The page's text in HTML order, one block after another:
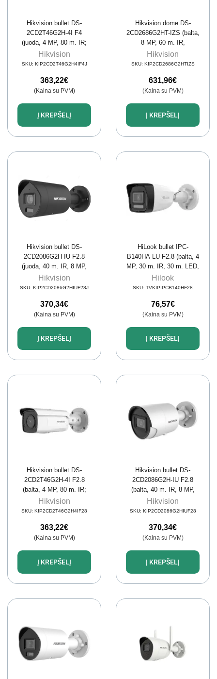
Hikvision bullet DS-
2CD2T46G2H-4I F4
(juoda, 4 MP, 80 m. IR;
AcuSense)
Hikvision
SKU: KIP2CD2T46G2H4IF4J
363,22€
(Kaina su PVM)
Į KREPŠELĮ
Hikvision dome DS-
2CD2686G2HT-IZS (balta,
8 MP, 60 m. IR,
AcuSense)
Hikvision
SKU: KIP2CD2686G2HTIZS
631,96€
(Kaina su PVM)
Į KREPŠELĮ
Hikvision bullet DS-
2CD2086G2H-IU F2.8
(juoda, 40 m. IR, 8 MP,
AcuSense)
Hikvision
SKU: KIP2CD2086G2HIUF28J
370,34€
(Kaina su PVM)
Į KREPŠELĮ
HiLook bullet IPC-
B140HA-LU F2.8 (balta, 4
MP, 30 m. IR, 30 m. LED,
Hybrid Light)
Hilook
SKU: TVKIPIPCB140HF28
76,57€
(Kaina su PVM)
Į KREPŠELĮ
Hikvision bullet DS-
2CD2T46G2H-4I F2.8
(balta, 4 MP, 80 m. IR;
AcuSense)
Hikvision
SKU: KIP2CD2T46G2H4IF28
363,22€
(Kaina su PVM)
Į KREPŠELĮ
Hikvision bullet DS-
2CD2086G2H-IU F2.8
(balta, 40 m. IR, 8 MP,
AcuSense)
Hikvision
SKU: KIP2CD2086G2HIUF28
370,34€
(Kaina su PVM)
Į KREPŠELĮ